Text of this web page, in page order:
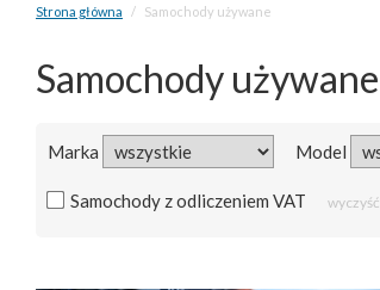
Strona główna Samochody używane
Samochody używane
Marka Model
Samochody z odliczeniem VAT wyczyść